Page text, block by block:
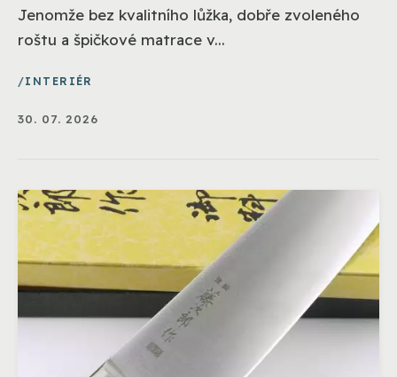
Jenomže bez kvalitního lůžka, dobře zvoleného
roštu a špičkové matrace v...
INTERIÉR
30. 07. 2026